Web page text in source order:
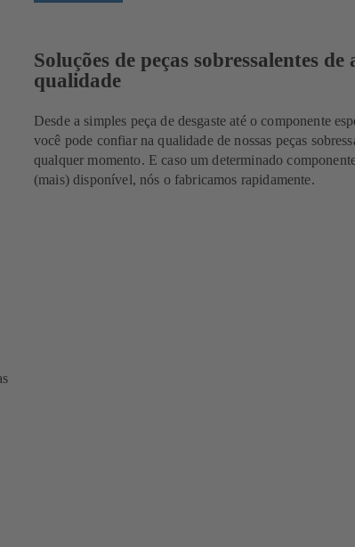
Soluções de peças sobressalentes de
qualidade
Desde a simples peça de desgaste até o componente
você pode confiar na qualidade de nossas peças
qualquer momento. E caso um determinado
(mais) disponível, nós o fabricamos rapidamente.